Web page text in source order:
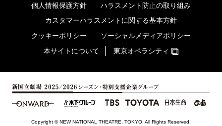
個人情報保護方針
ハラスメント防止の取り組み
カスタマーハラスメントに関する基本方針
クッキーポリシー
ソーシャルメディアポリシー
本サイトについて
東京オペラシティ
Copyright © NEW NATIONAL THEATRE, TOKYO. All Rights Reserved.